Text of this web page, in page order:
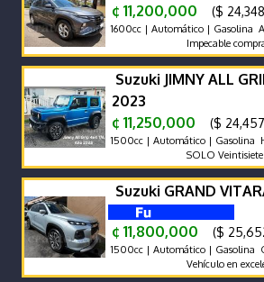
¢ 11,200,000
($
1600cc | Automático | Gasolina
Impecable
Suzuki JIMNY ALL
2023
¢ 11,250,000
($
1500cc | Automático | Gasolina
SOLO Veintisiete
Suzuki GRAND
¢ 11,800,000 ($
1500cc | Automático | Gasolina
Vehículo en